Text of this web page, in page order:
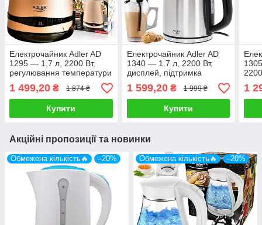
Електрочайник Adler AD
1295 — 1,7 л, 2200 Вт,
регулювання температури
1 499,20 ₴ 1 874 ₴
Купити
Електрочайник Adler AD
1340 — 1.7 л, 2200 Вт,
дисплей, підтримка
1 599,20₴ 1 999 ₴
Купити
1
Акційні пропозиції та новинки
Обмежена кількість🔥 –20% Обмежена кількість🔥 –20%